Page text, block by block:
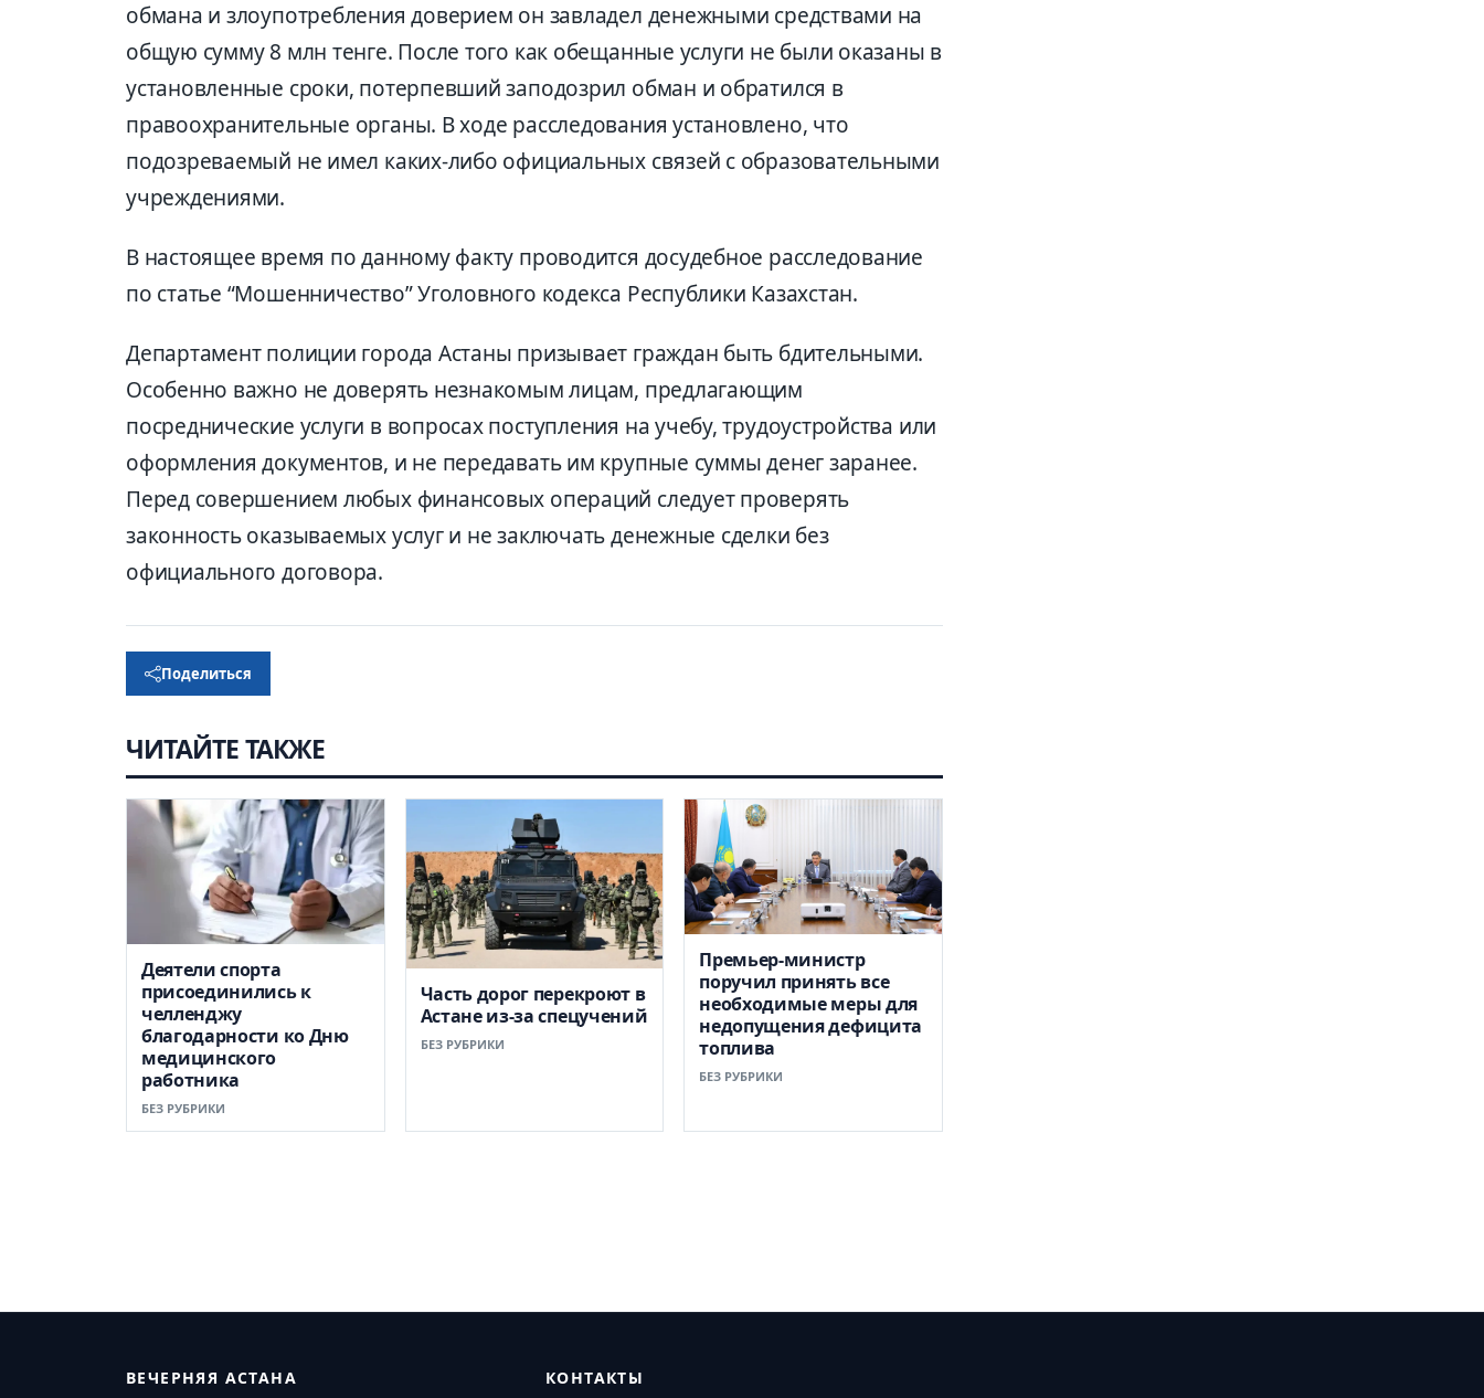
обмана и злоупотребления доверием он завладел денежными средствами на
общую сумму 8 млн тенге. После того как обещанные услуги не были оказаны в
установленные сроки, потерпевший заподозрил обман и обратился в
правоохранительные органы. В ходе расследования установлено, что
подозреваемый не имел каких-либо официальных связей с образовательными
учреждениями.
В настоящее время по данному факту проводится досудебное расследование
по статье “Мошенничество” Уголовного кодекса Республики Казахстан.
Департамент полиции города Астаны призывает граждан быть бдительными.
Особенно важно не доверять незнакомым лицам, предлагающим
посреднические услуги в вопросах поступления на учебу, трудоустройства или
оформления документов, и не передавать им крупные суммы денег заранее.
Перед совершением любых финансовых операций следует проверять
законность оказываемых услуг и не заключать денежные сделки без
официального договора.
Поделиться
ЧИТАЙТЕ ТАКЖЕ
Деятели спорта
присоединились к
челленджу
благодарности ко Дню
медицинского
работника
БЕЗ РУБРИКИ
Часть дорог перекроют в
Астане из-за спецучений
БЕЗ РУБРИКИ
Премьер-министр
поручил принять все
необходимые меры для
недопущения дефицита
топлива
БЕЗ РУБРИКИ
ВЕЧЕРНЯЯ АСТАНА КОНТАКТЫ